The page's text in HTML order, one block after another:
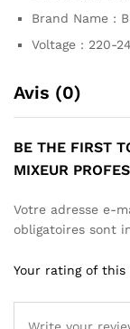
Brand Name :
Voltage : 220-
Avis (0)
BE THE FIRST
MIXEUR
Votre adresse e-
obligatoires sont
Your rating of